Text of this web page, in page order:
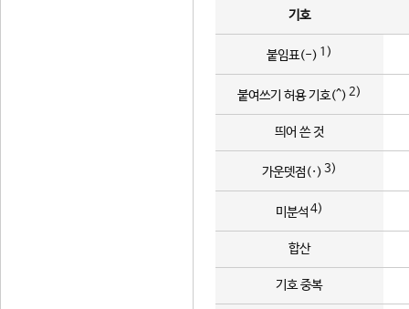
기호
붙임표(-) 1)
붙여쓰기 허용 기호(^) 2)
띄어 쓴 것
가운뎃점(·) 3)
미분석 4)
합산
기호 중복